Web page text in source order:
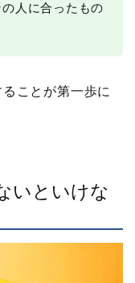
人に合ったもの
ことが第一歩に
いといけな